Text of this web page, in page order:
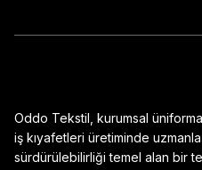
Oddo Tekstil, kurumsal
iş kıyafetleri üretiminde
sürdürülebilirliği temel alan bir